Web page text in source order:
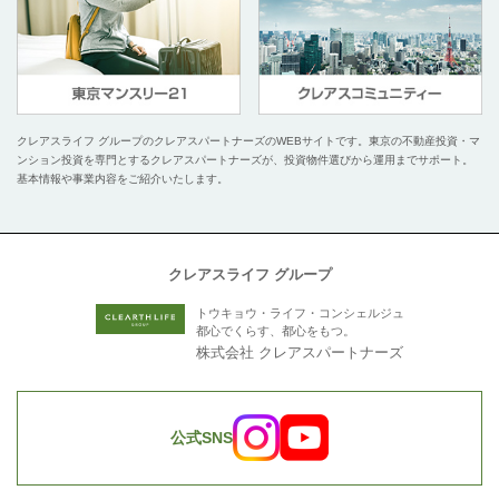
クレアスライフ グループのクレアスパートナーズのWEBサイトです。 東京の不動産投資・マ
ンション投資を専門とするクレアスパートナーズが、投資物件選びから運用までサポート。
基本情報や事業内容をご紹介いたします。
トウキョウ・ライフ・コンシェルジュ
都心でくらす、都心をもつ。
株式会社 クレアスパートナーズ
公式SNS
クレアスライフ グループ